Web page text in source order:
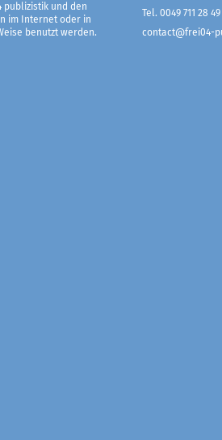
publizistik und den
im Internet oder in
benutzt werden.
Tel. 0049 711 28 49
contact@frei04-